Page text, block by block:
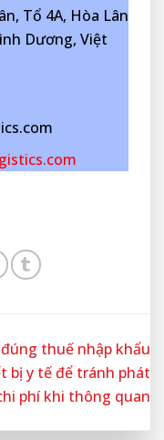
Tổ 4A, Hòa Lân
Dương, Việt
thuế nhập khẩu
bị y tế để tránh phát
phí khi thông quan